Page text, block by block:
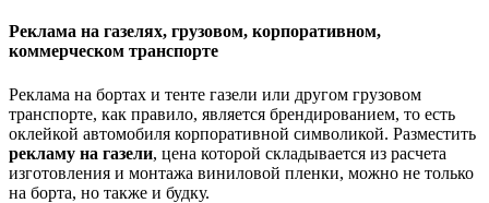
Реклама на газелях, грузовом, корпоративном,
коммерческом транспорте
Реклама на бортах и тенте газели или другом грузовом
транспорте, как правило, является брендированием, то есть
оклейкой автомобиля корпоративной символикой. Разместить
рекламу на газели, цена которой складывается из расчета
изготовления и монтажа виниловой пленки, можно не только
на борта, но также и будку.